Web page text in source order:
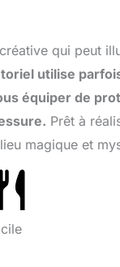
qui peut
utilise
équiper de
Prêt à
magique et